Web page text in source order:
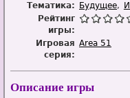
Тематика:
Будущее
Рейтинг
игры:
Игровая
серия:
Area 51
Описание игры